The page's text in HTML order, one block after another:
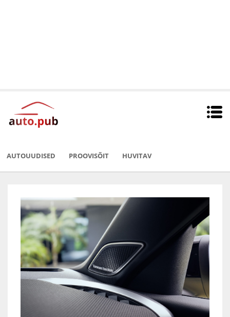
AUTOUUDISED PROOVISÕIT HUVITAV